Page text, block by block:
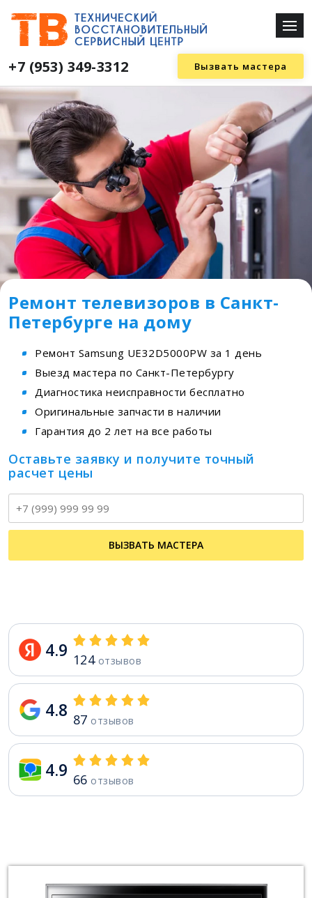
+7 (953) 349-3312 Вызвать мастера
Ремонт телевизоров в Санкт-
Петербурге на дому
Ремонт Samsung UE32D5000PW за 1 день
Выезд мастера по Санкт-Петербургу
Диагностика неисправности бесплатно
Оригинальные запчасти в наличии
Гарантия до 2 лет на все работы
Оставьте заявку и получите точный
расчет цены
ВЫЗВАТЬ МАСТЕРА
4.9 124отзывов
4.8 87 отзывов
4.9 66 отзывов